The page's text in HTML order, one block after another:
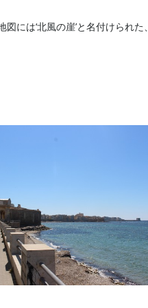
図には‘北風の崖’と名付けられた、